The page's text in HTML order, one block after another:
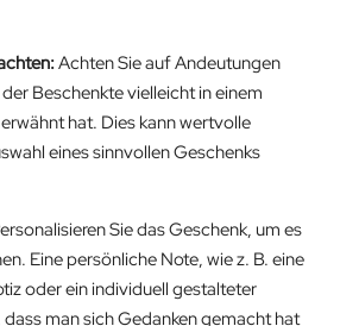
Achten Sie auf Andeutungen
Beschenkte vielleicht in einem
hat. Dies kann wertvolle
eines sinnvollen Geschenks
Sie das Geschenk, um es
Eine persönliche Note, wie z. B. eine
oder ein individuell gestalteter
man sich Gedanken gemacht hat